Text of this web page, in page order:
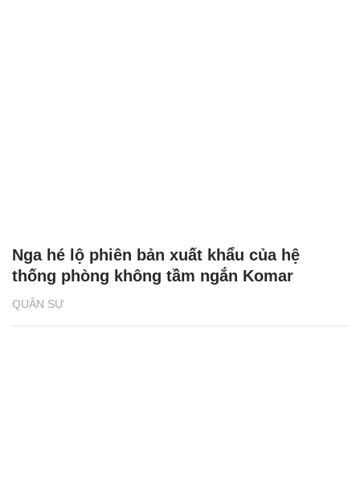
QUÂN SỰ
Nga hé lộ phiên bản xuất khẩu của hệ
thống phòng không tầm ngắn Komar